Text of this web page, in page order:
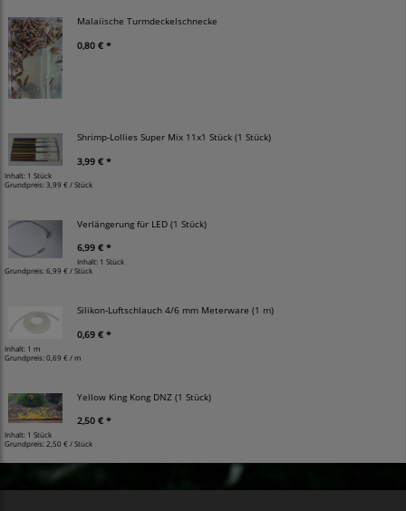
Malaiische Turmdeckelschnecke
0,80 € *
Shrimp-Lollies Super Mix 11x1 Stück (1 Stück)
3,99 € *
Inhalt: 1 Stück
Grundpreis:3,99 € / Stück
Verlängerung für LED (1 Stück)
6,99 € *
Inhalt: 1 Stück
Grundpreis:6,99 € / Stück
Silikon-Luftschlauch 4/6 mm Meterware (1 m)
0,69 € *
Inhalt: 1 m
Grundpreis:0,69 € / m
Yellow King Kong DNZ (1 Stück)
2,50 € *
Inhalt: 1 Stück
Grundpreis: 2,50 € / Stück